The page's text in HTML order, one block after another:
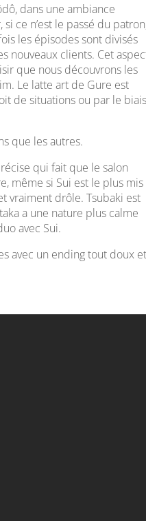
dans une ambiance
ce n’est le passé du
les épisodes sont divisés
nouveaux clients. Cet
que nous découvrons les
Le latte art de Gure est
de situations ou par le biais
que les autres.
qui fait que le salon
même si Sui est le plus mis
vraiment drôle. Tsubaki est
a une nature plus calme
avec Sui.
avec un ending tout doux et